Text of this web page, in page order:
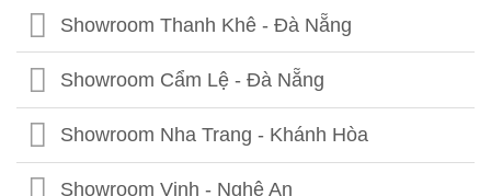
Showroom Lê Chân - Hải Phòng
Showroom Hạ Long - Quảng Ninh
Showroom Bắc Ninh
Showroom Hưng Yên
Showroom Thanh Khê - Đà Nẵng
Showroom Cẩm Lệ - Đà Nẵng
Showroom Nha Trang - Khánh Hòa
Showroom Vinh - Nghệ An